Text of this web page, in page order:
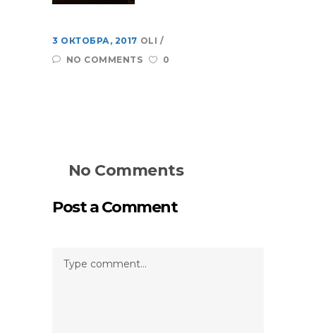
3 ОКТОБРА, 2017 OLI
NO COMMENTS
0
No Comments
Post a Comment